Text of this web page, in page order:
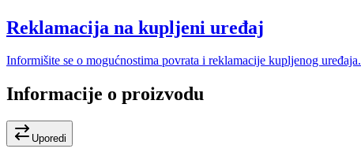
Reklamacija na kupljeni uređaj
Informišite se o mogućnostima povrata i reklamacije kupljenog uređaja.
Informacije o proizvodu
Uporedi